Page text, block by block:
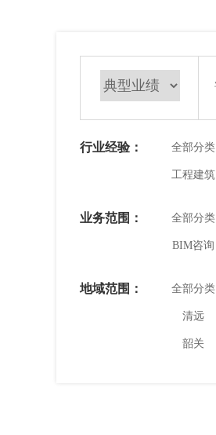
行业经验： 全部分类
工程建筑
业务范围： 全部分类
BIM咨询
地域范围： 全部分类
清远
韶关